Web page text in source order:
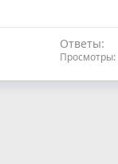
Ответы
Просмотры